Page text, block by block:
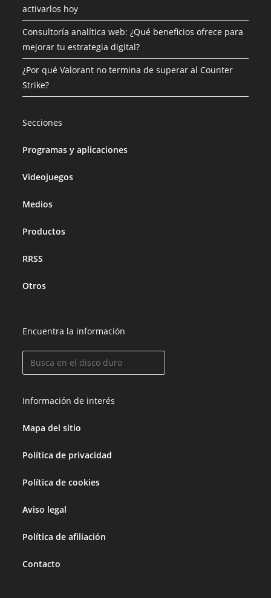
activarlos hoy
Consultoría analítica web: ¿Qué beneficios ofrece para
mejorar tu estrategia digital?
¿Por qué Valorant no termina de superar al Counter
Strike?
Secciones
Programas y aplicaciones
Videojuegos
Medios
Productos
RRSS
Otros
Encuentra la información
Información de interés
Mapa del sitio
Política de privacidad
Política de cookies
Aviso legal
Política de afiliación
Contacto